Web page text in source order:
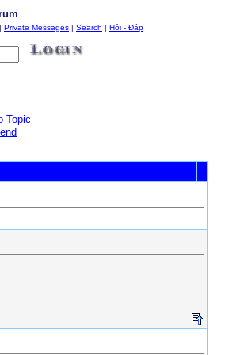
| Private Messages | Search | Hỏi - Đáp
Topic